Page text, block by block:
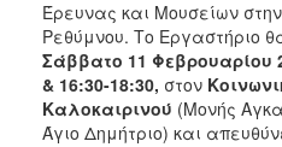
ΠΟΛΙΤΙΣΜΟΣ
ΑΝΘΕΚΤΙΚΗ
ΠΟΛΗ
Έρευνας και Μουσείων
Ρεθύμνου. Το Εργαστήριο
Σάββατο 11 Φεβρουαρίου
& 16:30-18:30, στον
Καλοκαιρινού (Μονής
Άγιο Δημήτριο) και